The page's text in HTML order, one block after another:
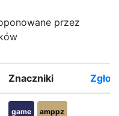
przez
Znaczniki
game amppz